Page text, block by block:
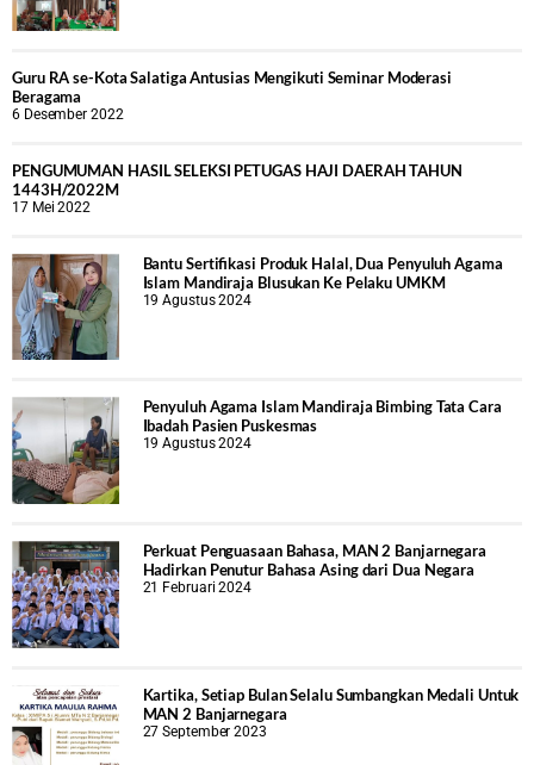
Guru RA se-Kota Salatiga Antusias Mengikuti Seminar Moderasi
Beragama
6 Desember 2022
PENGUMUMAN HASIL SELEKSI PETUGAS HAJI DAERAH TAHUN
1443H/2022M
17 Mei 2022
Bantu Sertifikasi Produk Halal, Dua Penyuluh Agama
Islam Mandiraja Blusukan Ke Pelaku UMKM
19 Agustus 2024
Penyuluh Agama Islam Mandiraja Bimbing Tata Cara
Ibadah Pasien Puskesmas
19 Agustus 2024
Perkuat Penguasaan Bahasa, MAN 2 Banjarnegara
Hadirkan Penutur Bahasa Asing dari Dua Negara
21 Februari 2024
Kartika, Setiap Bulan Selalu Sumbangkan Medali Untuk
MAN 2 Banjarnegara
27 September 2023